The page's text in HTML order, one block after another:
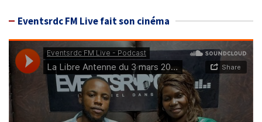
Eventsrdc FM Live fait son cinéma